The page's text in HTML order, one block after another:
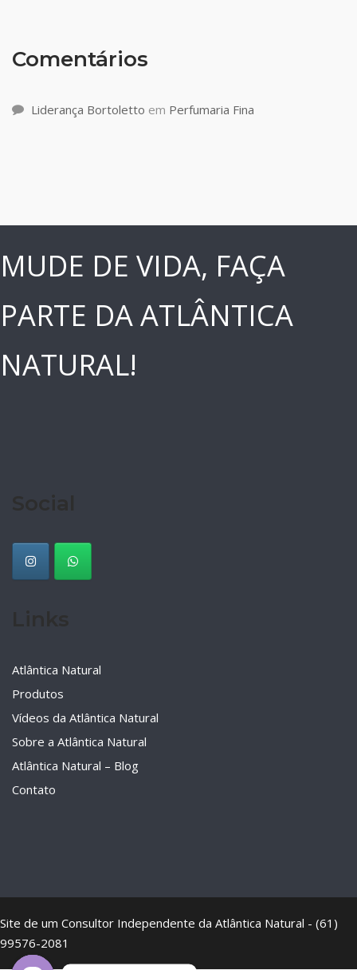
Comentários
Liderança Bortoletto em Perfumaria Fina
MUDE DE VIDA, FAÇA
PARTE DA ATLÂNTICA
NATURAL!
Atlântica Natural
Produtos
Vídeos da Atlântica Natural
Sobre a Atlântica Natural
Atlântica Natural – Blog
Contato
Site de um Consultor Independente da Atlântica Natural - (61)
99576-2081